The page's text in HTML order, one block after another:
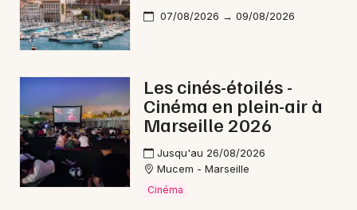
07/08/2026 → 09/08/2026
Les cinés-étoilés -
Cinéma en plein-air à
Marseille 2026
Jusqu'au 26/08/2026
Mucem - Marseille
Cinéma